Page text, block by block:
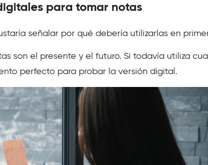
para tomar notas
señalar por qué debería utilizarlas en
son el presente y el futuro. Si todavía utiliza
perfecto para probar la versión digital.